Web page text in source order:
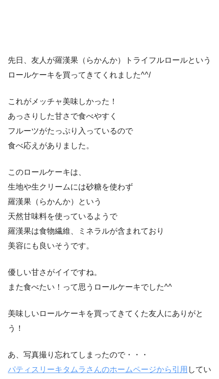
先日、友人が羅漢果（らかんか）トライフルロールという
ロールケーキを買ってきてくれました^^/
これがメッチャ美味しかった！
あっさりした甘さで食べやすく
フルーツがたっぷり入っているので
食べ応えがありました。
このロールケーキは、
生地や生クリームには砂糖を使わず
羅漢果（らかんか）という
天然甘味料を使っているようで
羅漢果は食物繊維、ミネラルが含まれており
美容にも良いそうです。
優しい甘さがイイですね。
また食べたい！って思うロールケーキでした^^
美味しいロールケーキを買ってきてくた友人にありがと
う！
あ、写真撮り忘れてしまったので・・・
パティスリーキタムラさんのホームページから引用 してい